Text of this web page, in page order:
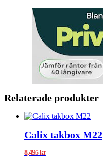
Relaterade produkter
Calix takbox M22
8,495kr